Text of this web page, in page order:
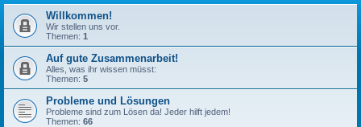
h
Willkommen!
Wir stellen uns vor.
Themen: 1
Auf gute Zusammenarbeit!
Alles, was ihr wissen müsst:
Themen: 5
Probleme und Lösungen
Probleme sind zum Lösen da! Jeder hilft jedem!
Themen: 66